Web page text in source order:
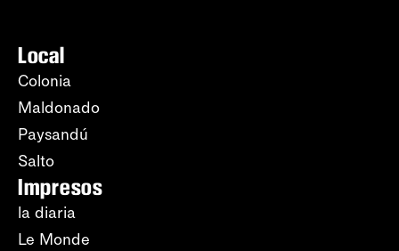
Local
Colonia
Maldonado
Paysandú
Salto
Impresos
la diaria
Le Monde